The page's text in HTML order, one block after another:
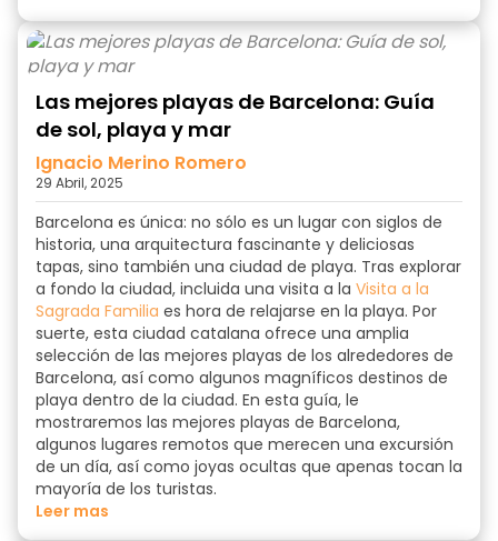
Las mejores playas de Barcelona: Guía
de sol, playa y mar
Ignacio Merino Romero
29 Abril, 2025
Barcelona es única: no sólo es un lugar con siglos de
historia, una arquitectura fascinante y deliciosas
tapas, sino también una ciudad de playa. Tras explorar
a fondo la ciudad, incluida una visita a la Visita a la
Sagrada Familia es hora de relajarse en la playa. Por
suerte, esta ciudad catalana ofrece una amplia
selección de las mejores playas de los alrededores de
Barcelona, así como algunos magníficos destinos de
playa dentro de la ciudad. En esta guía, le
mostraremos las mejores playas de Barcelona,
algunos lugares remotos que merecen una excursión
de un día, así como joyas ocultas que apenas tocan la
mayoría de los turistas.
Leer mas